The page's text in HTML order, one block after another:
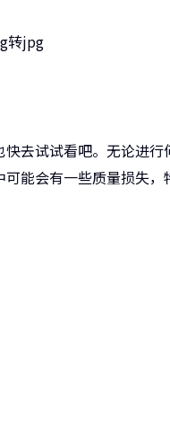
去试试看吧。无论进
能会有一些质量损失，